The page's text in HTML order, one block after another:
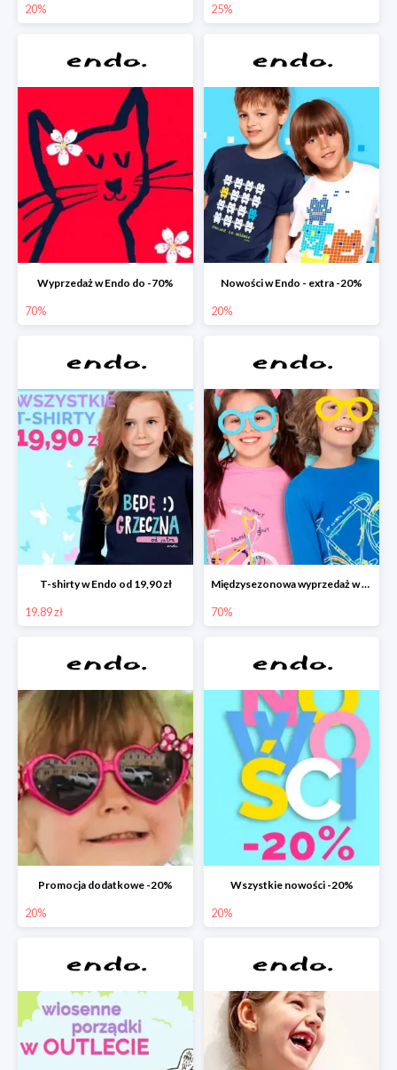
20% 25%
Wyprzedaż w Endo do -70%
70%
Nowości w Endo - extra -20%
20%
T-shirty w Endo od 19,90 zł
19.89 zł
Międzysezonowa wyprzedaż w Endo do -70%
70%
Promocja dodatkowe -20%
20%
Wszystkie nowości -20%
20%